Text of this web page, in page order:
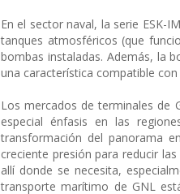
En el sector naval, la serie ESK-
tanques atmosféricos (que
bombas instaladas. Además, la
una característica compatible
Los mercados de terminales de
especial énfasis en las
transformación del panorama
creciente presión para reducir
allí donde se necesita,
transporte marítimo de GNL